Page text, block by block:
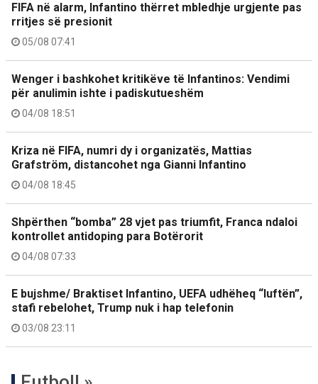
FIFA në alarm, Infantino thërret mbledhje urgjente pas
rritjes së presionit
05/08 07:41
Wenger i bashkohet kritikëve të Infantinos: Vendimi
për anulimin ishte i padiskutueshëm
04/08 18:51
Kriza në FIFA, numri dy i organizatës, Mattias
Grafström, distancohet nga Gianni Infantino
04/08 18:45
Shpërthen “bomba” 28 vjet pas triumfit, Franca ndaloi
kontrollet antidoping para Botërorit
04/08 07:33
E bujshme/ Braktiset Infantino, UEFA udhëheq “luftën”,
stafi rebelohet, Trump nuk i hap telefonin
03/08 23:11